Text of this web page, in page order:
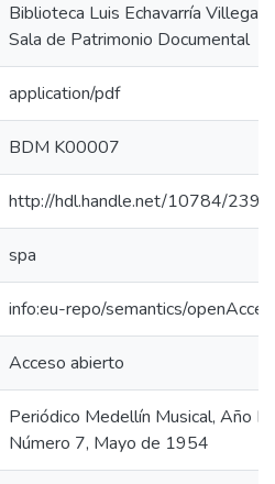
Biblioteca Luis Echavarría Villegas,
Sala de Patrimonio Documental
application/pdf
BDM K00007
http://hdl.handle.net/10784/
spa
info:eu-repo/semantics/
Acceso abierto
Periódico Medellín Musical, Año I,
Número 7, Mayo de 1954